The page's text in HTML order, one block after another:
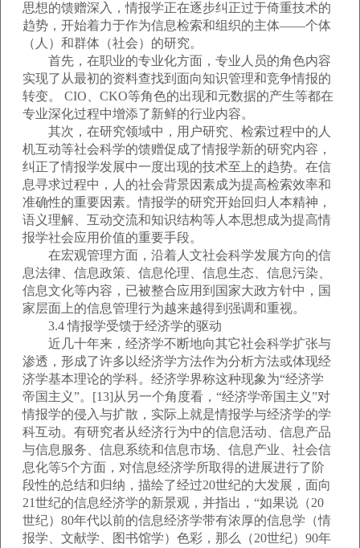
思想的馈赠深入，情报学正在逐步纠正过于倚重技术的
趋势，开始着力于作为信息检索和组织的主体——个体
（人）和群体（社会）的研究。
首先，在职业的专业化方面，专业人员的角色内容
实现了从最初的资料查找到面向知识管理和竞争情报的
转变。 CIO、CKO等角色的出现和元数据的产生等都在
专业深化过程中增添了新鲜的行业内容。
其次，在研究领域中，用户研究、检索过程中的人
机互动等社会科学的馈赠促成了情报学新的研究内容，
纠正了情报学发展中一度出现的技术至上的趋势。在信
息寻求过程中，人的社会背景因素成为提高检索效率和
准确性的重要因素。情报学的研究开始回归人本精神，
语义理解、互动交流和知识结构等人本思想成为提高情
报学社会应用价值的重要手段。
在宏观管理方面，沿着人文社会科学发展方向的信
息法律、信息政策、信息伦理、信息生态、信息污染、
信息文化等内容，已被整合应用到国家大政方针中，国
家层面上的信息管理行为越来越得到强调和重视。
3.4 情报学受馈于经济学的驱动
近几十年来，经济学不断地向其它社会科学扩张与
渗透，形成了许多以经济学方法作为分析方法或体现经
济学基本理论的学科。经济学界称这种现象为“经济学
帝国主义”。[13]从另一个角度看，“经济学帝国主义”对
情报学的侵入与扩散，实际上就是情报学与经济学的学
科互动。有研究者从经济行为中的信息活动、信息产品
与信息服务、信息系统和信息市场、信息产业、社会信
息化等5个方面，对信息经济学所取得的进展进行了阶
段性的总结和归纳，描绘了经过20世纪的大发展，面向
21世纪的信息经济学的新景观，并指出，“如果说（20
世纪）80年代以前的信息经济学带有浓厚的信息学（情
报学、文献学、图书馆学）色彩，那么（20世纪）90年